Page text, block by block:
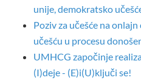
unije, demokratsko
Poziv za učešće na
učešću u procesu
UMHCG započinje
(I)deje - (E)i(U)ključi se!